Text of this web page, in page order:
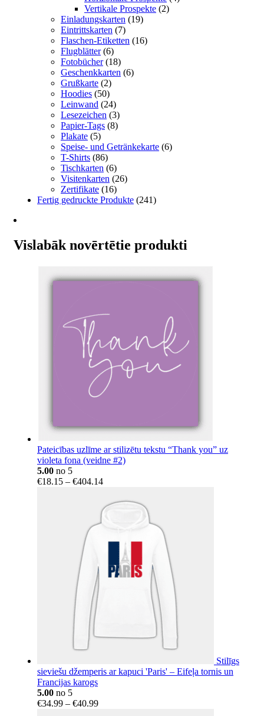
Vertikale Prospekte (2)
Einladungskarten (19)
Eintrittskarten (7)
Flaschen-Etiketten (16)
Flugblätter (6)
Fotobücher (18)
Geschenkkarten (6)
Grußkarte (2)
Hoodies (50)
Leinwand (24)
Lesezeichen (3)
Papier-Tags (8)
Plakate (5)
Speise- und Getränkekarte (6)
T-Shirts (86)
Tischkarten (6)
Visitenkarten (26)
Zertifikate (16)
Fertig gedruckte Produkte (241)
Vislabāk novērtētie produkti
Pateicības uzlīme ar stilizētu tekstu “Thank you” uz
violeta fona (veidne #2)
5.00 no 5
€18.15 – €404.14Price
€18.15
through
Stilīgs
sieviešu džemperis ar kapuci 'Paris' – Eifeļa tornis un
Francijas karogs
5.00 no 5
€34.99 – €40.99Price